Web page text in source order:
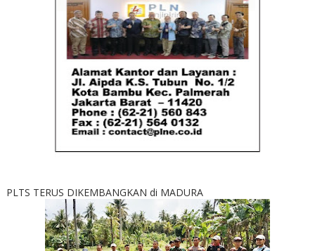
PLTS TERUS DIKEMBANGKAN di MADURA